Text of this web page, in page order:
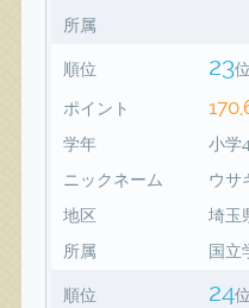
所属
順位 23位
ポイント
学年
小学
ニックネーム
ウサ
地区
埼玉
所属
国立
順位 24位